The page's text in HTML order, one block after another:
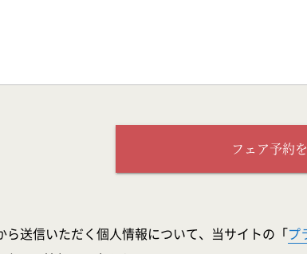
フェア予約
ら送信いただく個人情報について、当サイトの「プ